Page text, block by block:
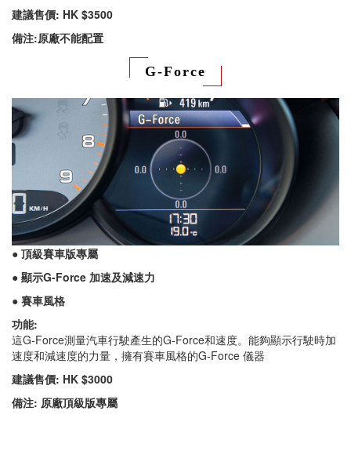
建議售價: HK $3500
備注:原廠不能配置
G-Force
● 頂級賽車版專屬
● 顯示G-Force 加速及減速力
● 賽車風格
功能:
這G-Force測量汽車行駛產生的G-Force和速度。能夠顯示行駛時加
速度和減速度的力量，擁有賽車風格的G-Force 儀器
建議售價: HK $3000
備注: 原廠頂級版專屬